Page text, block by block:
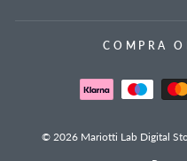
COMPRA
© 2026 Mariotti Lab Digital